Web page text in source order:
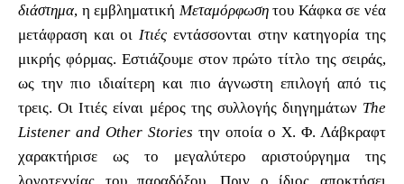
διάστημα, η εμβληματική Μεταμόρφωσητου Κάφκα σε νέα
μετάφραση και οιΙτιές εντάσσονται στην κατηγορία της
μικρής φόρμας. Εστιάζουμε στον πρώτο τίτλο της σειράς,
ως την πιο ιδιαίτερη και πιο άγνωστη επιλογή από τις
τρεις. Οι Ιτιές είναι μέρος της συλλογής διηγημάτων The
Listener and Other Stories την οποία ο Χ. Φ. Λάβκραφτ
χαρακτήρισε ως το μεγαλύτερο αριστούργημα της